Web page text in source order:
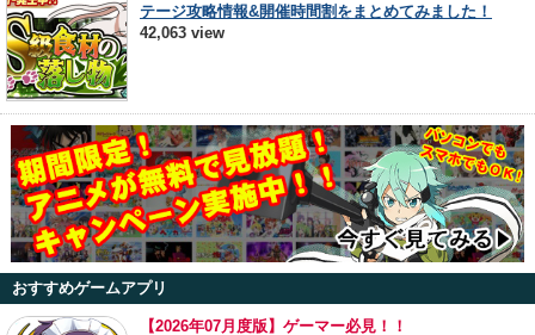
テージ攻略情報&開催時間割をまとめてみました！
42,063 view
おすすめゲームアプリ
【2026年07月度版】ゲーマー必見！！